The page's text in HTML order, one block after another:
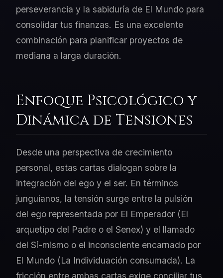
perseverancia y la sabiduría de El Mundo para
consolidar tus finanzas. Es una excelente
combinación para planificar proyectos de
mediana a larga duración.
Enfoque Psicológico y
Dinámica de Tensiones
Desde una perspectiva de crecimiento
personal, estas cartas dialogan sobre la
integración del ego y el ser. En términos
junguianos, la tensión surge entre la pulsión
del ego representada por El Emperador (El
arquetipo del Padre o el Senex) y el llamado
del Sí-mismo o el inconsciente encarnado por
El Mundo (La Individuación consumada). La